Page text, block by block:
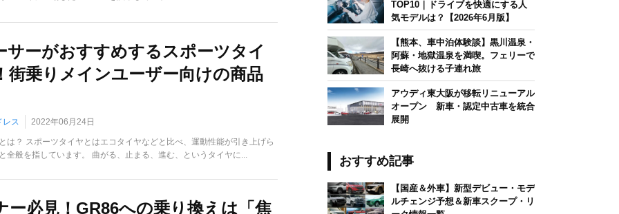
サーがおすすめするスポーツタイ
街乗りメインユーザー向けの商品
レス 2022年06月24日
は？ スポーツタイヤとはエコタイヤなどと比べ、運動性能が引き上げら
全般を指しています。 曲がる、止まる、進む、というタイヤに...
ー必見！GR86への乗り換えは「焦
TOP10｜ドライブを快適にする人
気モデルは？【2026年6月版】
【熊本、車中泊体験談】黒川温泉・
阿蘇・地獄温泉を満喫。フェリーで
長崎へ抜ける子連れ旅
アウディ東大阪が移転リニューアル
オープン 新車・認定中古車を統合
展開
おすすめ記事
【国産＆外車】新型デビュー・モデ
ルチェンジ予想＆新車スクープ・リ